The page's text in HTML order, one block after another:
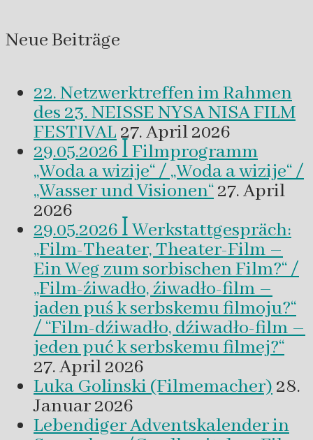
Neue Beiträge
22. Netzwerktreffen im Rahmen
des 23. NEISSE NYSA NISA FILM
FESTIVAL 27. April 2026
29.05.2026 ꟾ Filmprogramm
„Woda a wizije“ / „Woda a wizije“ /
„Wasser und Visionen“27. April
2026
29.05.2026 ꟾ Werkstattgespräch:
„Film-Theater, Theater-Film –
Ein Weg zum sorbischen Film?“ /
„Film-źiwadło, źiwadło-film –
jaden puś k serbskemu filmoju?“
/ “Film-dźiwadło, dźiwadło-film –
jeden puć k serbskemu filmej?“
27. April 2026
Luka Golinski (Filmemacher) 28.
Januar 2026
Lebendiger Adventskalender in